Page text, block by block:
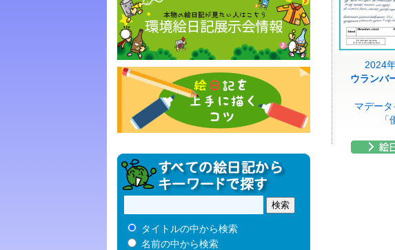
2024
ウランバ
マデー
「
タイトルの中から検索
名前の中から検索